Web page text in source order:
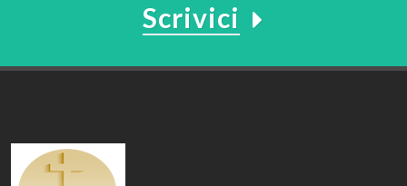
Scrivici